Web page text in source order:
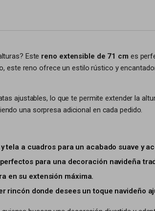
Este reno extensible de 71 cm es
reno ofrece un estilo rústico y
ajustables, lo que te permite extender la
una sorpresa adicional en cada pedido.
a cuadros para un acabado suave y
para una decoración navideña
en su extensión máxima.
donde desees un toque navideño